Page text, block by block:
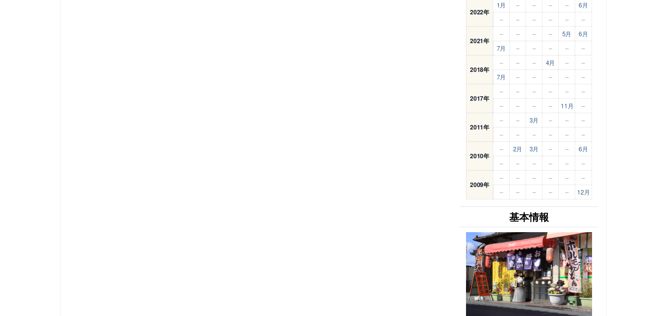
2022年
1月 – – – –
6月
–
– – – – –
2021年
– – – – 5月
6月
7月
– – – – –
2018年
– – – 4月 –
–
7月
– – – – –
2017年
– – – – –
–
–
– – – 11月 –
2011年
– – 3月 – –
–
–
– – – – –
2010年
– 2月 3月 – –
6月
–
– – – – –
2009年
– – – – –
–
–
– – – – 12月
基本情報